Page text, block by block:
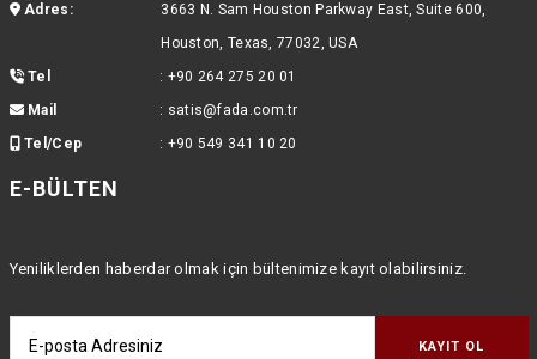
Adres:
3663 N. Sam Houston Parkway East, Suite 600,
Houston, Texas, 77032, USA
Tel
: +90 264 275 20 01
Mail
: satis@fada.com.tr
Tel/Cep
: +90 549 341 10 20
E-BÜLTEN
Yeniliklerden haberdar olmak için bültenimize kayıt olabilirsiniz.